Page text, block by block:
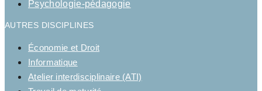
Psychologie-pédagogie
AUTRES DISCIPLINES
Économie et Droit
Informatique
Atelier interdisciplinaire (ATI)